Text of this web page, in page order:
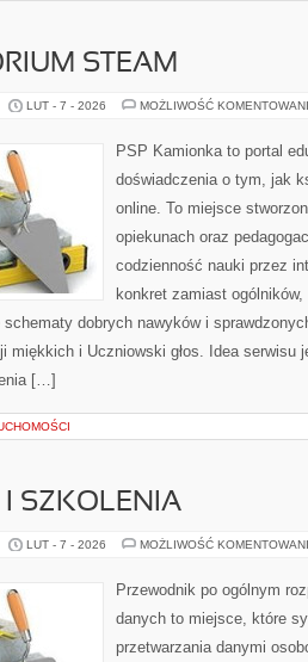
STEAM
LUT - 7 - 2026 MOŻLIWOŚĆ
PSP Kamionka to portal
doświadczenia o tym, jak
online. To miejsce
opiekunach oraz
codzienność nauki przez
konkret zamiast
dobrych nawyków i
miękkich i Uczniowski głos. Idea serwisu
[…]
I SZKOLENIA
LUT - 7 - 2026 MOŻLIWOŚĆ
Przewodnik po ogólnym
danych to miejsce, które
przetwarzania danymi